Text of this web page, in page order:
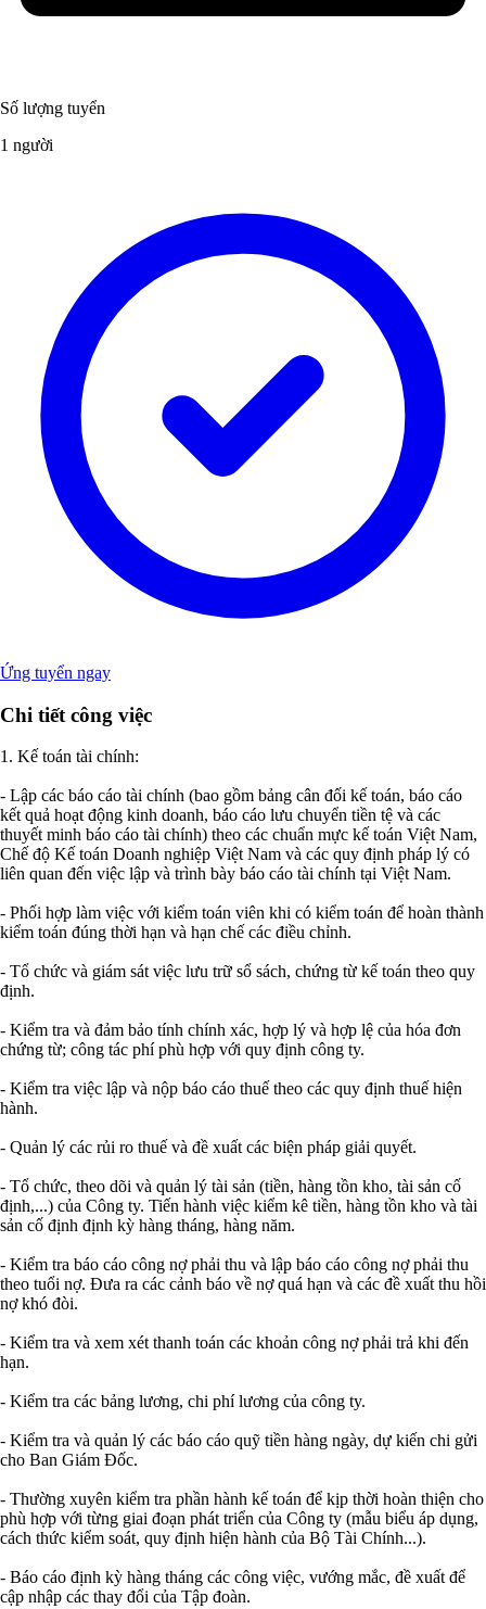
Số lượng tuyển
1 người
Ứng tuyển ngay
Chi tiết công việc
1. Kế toán tài chính:
- Lập các báo cáo tài chính (bao gồm bảng cân đối kế toán, báo cáo
kết quả hoạt động kinh doanh, báo cáo lưu chuyển tiền tệ và các
thuyết minh báo cáo tài chính) theo các chuẩn mực kế toán Việt Nam,
Chế độ Kế toán Doanh nghiệp Việt Nam và các quy định pháp lý có
liên quan đến việc lập và trình bày báo cáo tài chính tại Việt Nam.
- Phối hợp làm việc với kiểm toán viên khi có kiểm toán để hoàn thành
kiểm toán đúng thời hạn và hạn chế các điều chỉnh.
- Tổ chức và giám sát việc lưu trữ sổ sách, chứng từ kế toán theo quy
định.
- Kiểm tra và đảm bảo tính chính xác, hợp lý và hợp lệ của hóa đơn
chứng từ; công tác phí phù hợp với quy định công ty.
- Kiểm tra việc lập và nộp báo cáo thuế theo các quy định thuế hiện
hành.
- Quản lý các rủi ro thuế và đề xuất các biện pháp giải quyết.
- Tổ chức, theo dõi và quản lý tài sản (tiền, hàng tồn kho, tài sản cố
định,...) của Công ty. Tiến hành việc kiểm kê tiền, hàng tồn kho và tài
sản cố định định kỳ hàng tháng, hàng năm.
- Kiểm tra báo cáo công nợ phải thu và lập báo cáo công nợ phải thu
theo tuổi nợ. Đưa ra các cảnh báo về nợ quá hạn và các đề xuất thu hồi
nợ khó đòi.
- Kiểm tra và xem xét thanh toán các khoản công nợ phải trả khi đến
hạn.
- Kiểm tra các bảng lương, chi phí lương của công ty.
- Kiểm tra và quản lý các báo cáo quỹ tiền hàng ngày, dự kiến chi gửi
cho Ban Giám Đốc.
- Thường xuyên kiểm tra phần hành kế toán để kịp thời hoàn thiện cho
phù hợp với từng giai đoạn phát triển của Công ty (mẫu biểu áp dụng,
cách thức kiểm soát, quy định hiện hành của Bộ Tài Chính...).
- Báo cáo định kỳ hàng tháng các công việc, vướng mắc, đề xuất để
cập nhập các thay đổi của Tập đoàn.